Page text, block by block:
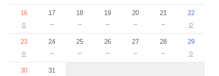
16
○
17
－
18
－
19
－
20
－
21
－
22
○
23
○
24
－
25
－
26
－
27
－
28
－
29
○
30 31